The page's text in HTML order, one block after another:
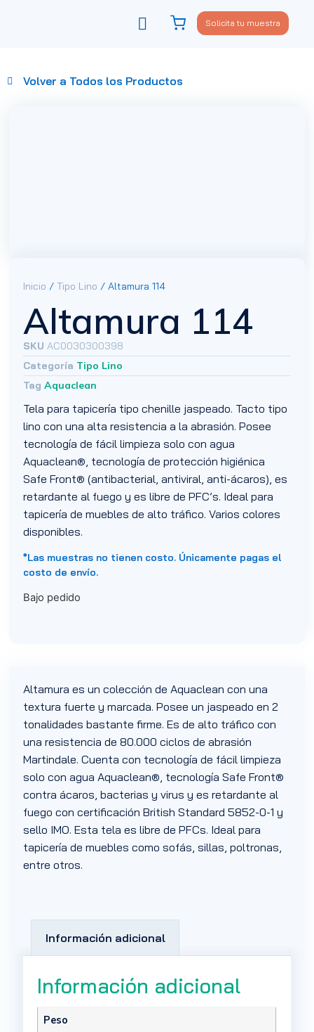
Solicita tu muestra
Volver a Todos los Productos
Inicio / Tipo Lino / Altamura 114
Altamura 114
SKUAC0030300398
Categoría Tipo Lino
Tag Aquaclean
Tela para tapicería tipo chenille jaspeado. Tacto tipo
lino con una alta resistencia a la abrasión. Posee
tecnología de fácil limpieza solo con agua
Aquaclean®, tecnología de protección higiénica
Safe Front® (antibacterial, antiviral, anti-ácaros), es
retardante al fuego y es libre de PFC’s. Ideal para
tapicería de muebles de alto tráfico. Varios colores
disponibles.
*Las muestras no tienen costo. Únicamente pagas el
costo de envío.
Bajo pedido
Altamura es un colección de Aquaclean con una
textura fuerte y marcada. Posee un jaspeado en 2
tonalidades bastante firme. Es de alto tráfico con
una resistencia de 80.000 ciclos de abrasión
Martindale. Cuenta con tecnología de fácil limpieza
solo con agua Aquaclean®, tecnología Safe Front®
contra ácaros, bacterias y virus y es retardante al
fuego con certificación British Standard 5852-0-1 y
sello IMO. Esta tela es libre de PFCs. Ideal para
tapicería de muebles como sofás, sillas, poltronas,
entre otros.
Información adicional
Información adicional
Peso